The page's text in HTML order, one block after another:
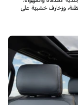
وزخارف خشبيّة على